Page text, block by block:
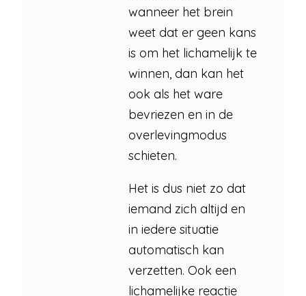
wanneer het brein
weet dat er geen kans
is om het lichamelijk te
winnen, dan kan het
ook als het ware
bevriezen en in de
overlevingmodus
schieten.
Het is dus niet zo dat
iemand zich altijd en
in iedere situatie
automatisch kan
verzetten. Ook een
lichamelijke reactie